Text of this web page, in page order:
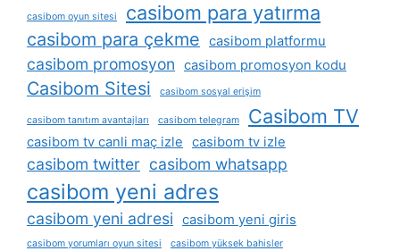
casibom oyun sitesi casibom para yatırma
casibom para çekme casibom platformu
casibom promosyon casibom promosyon kodu
Casibom Sitesi casibom sosyal erişim
casibom tanıtım avantajları casibom telegram Casibom TV
casibom tv canli maç izle casibom tv izle
casibom twitter casibom whatsapp
casibom yeni adres
casibom yeni adresi casibom yeni giris
casibom yorumları oyun sitesi casibom yüksek bahisler